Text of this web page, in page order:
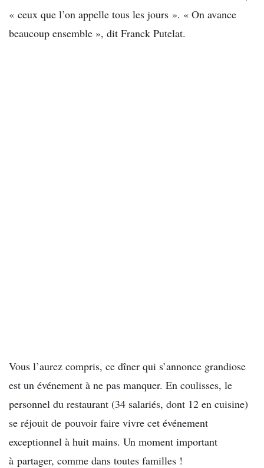
« ceux que l’on appelle tous les jours ». « On avance
beaucoup ensemble », dit Franck Putelat.
Vous l’aurez compris, ce dîner qui s’annonce grandiose
est un événement à ne pas manquer. En coulisses, le
personnel du restaurant (34 salariés, dont 12 en cuisine)
se réjouit de pouvoir faire vivre cet événement
exceptionnel à huit mains. Un moment important
à partager, comme dans toutes familles !